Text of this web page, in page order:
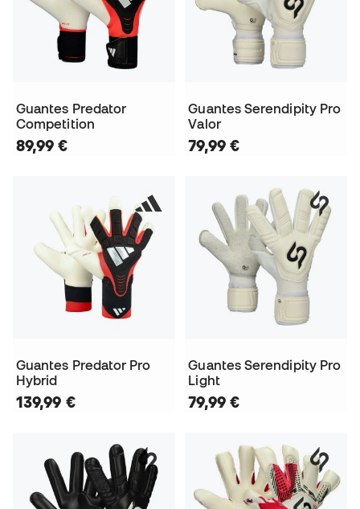
Guantes Predator
Competition
89,99 €
Guantes Serendipity Pro
Valor
79,99 €
Guantes Predator Pro
Hybrid
139,99 €
Guantes Serendipity Pro
Light
79,99 €